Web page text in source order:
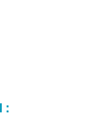
: